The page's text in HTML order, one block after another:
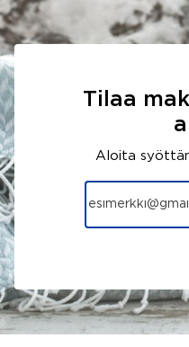
Tilaa
Aloita